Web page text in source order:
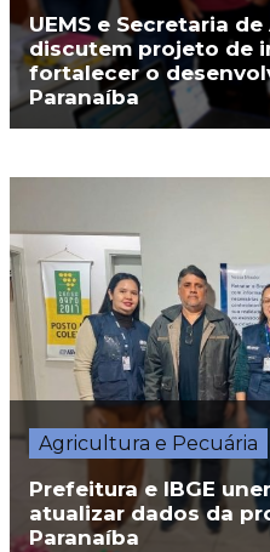
UEMS e Secretaria
discutem projeto de
fortalecer o
Paranaíba
Agricultura e Pecuária
Prefeitura e IBGE
atualizar dados da
Paranaíba